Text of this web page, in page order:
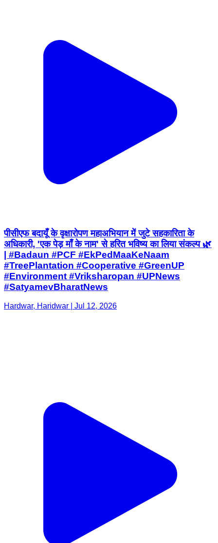
पीसीएफ बदायूँ के वृक्षारोपण महाअभियान में जुटे सहकारिता के
अधिकारी, 'एक पेड़ माँ के नाम' से हरित भविष्य का लिया संकल्प 🌿
| #Badaun #PCF #EkPedMaaKeNaam
#TreePlantation #Cooperative #GreenUP
#Environment #Vriksharopan #UPNews
#SatyamevBharatNews
Hardwar, Haridwar | Jul 12, 2026